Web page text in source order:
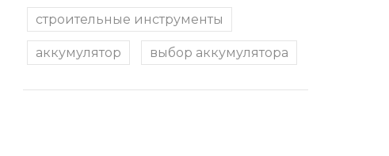
строительные инструменты
аккумулятор выбор аккумулятора